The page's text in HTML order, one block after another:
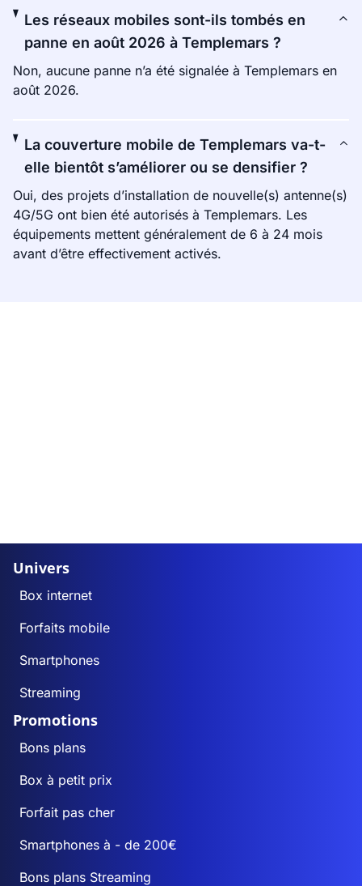
Les réseaux mobiles sont-ils tombés en
panne en août 2026 à Templemars ?
Non, aucune panne n’a été signalée à Templemars en
août 2026.
La couverture mobile de Templemars va-t-
elle bientôt s’améliorer ou se densifier ?
Oui, des projets d’installation de nouvelle(s) antenne(s)
4G/5G ont bien été autorisés à Templemars. Les
équipements mettent généralement de 6 à 24 mois
avant d’être effectivement activés.
Univers
Box internet
Forfaits mobile
Smartphones
Streaming
Promotions
Bons plans
Box à petit prix
Forfait pas cher
Smartphones à - de 200€
Bons plans Streaming